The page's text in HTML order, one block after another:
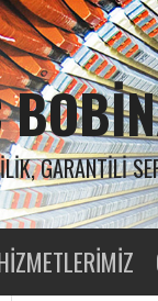
GARANTILI